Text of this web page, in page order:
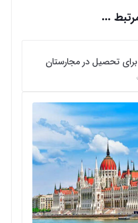
...
تحصیل در مجارستان